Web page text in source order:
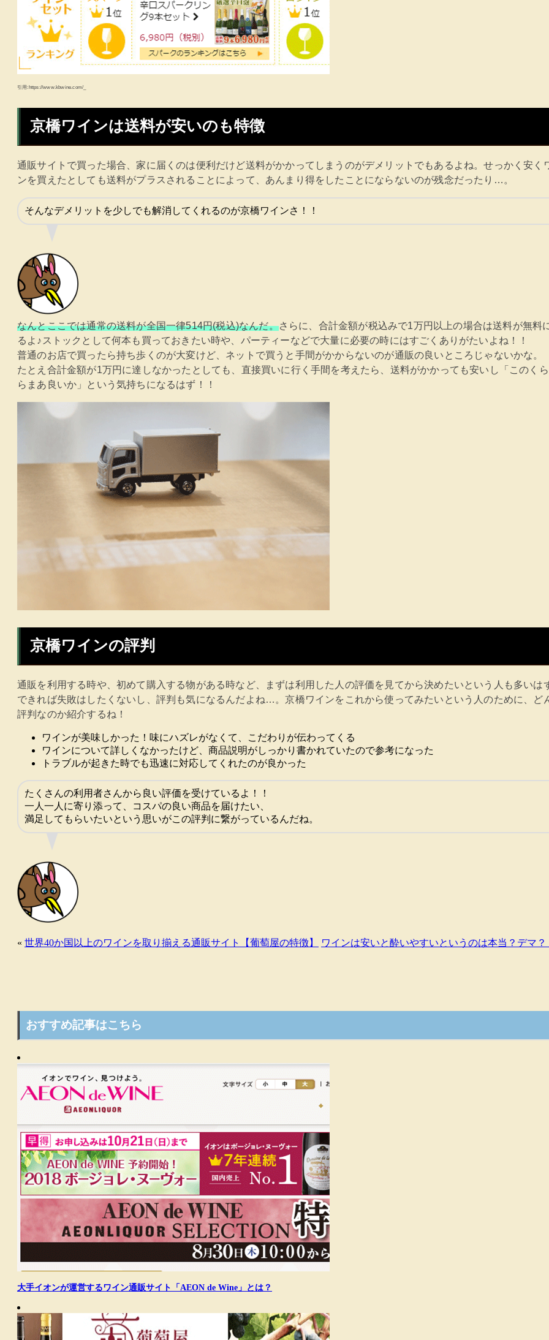
引用:https://www.kbwine.com/_
京橋ワインは送料が安いのも特徴
通販サイトで買った場合、家に届くのは便利だけど送料がかかってしまうのがデメリットでもあるよね。せっかく安く
ンを買えたとしても送料がプラスされることによって、あんまり得をしたことにならないのが残念だったり…。
そんなデメリットを少しでも解消してくれるのが京橋ワインさ！！
なんとここでは通常の送料が全国一律514円(税込)なんだ。さらに、合計金額が税込みで1万円以上の場合は送料が無料
るよ♪ストックとして何本も買っておきたい時や、パーティーなどで大量に必要の時にはすごくありがたいよね！！
普通のお店で買ったら持ち歩くのが大変けど、ネットで買うと手間がかからないのが通販の良いところじゃないかな。
たとえ合計金額が1万円に達しなかったとしても、直接買いに行く手間を考えたら、送料がかかっても安いし「このく
らまあ良いか」という気持ちになるはず！！
京橋ワインの評判
通販を利用する時や、初めて購入する物がある時など、まずは利用した人の評価を見てから決めたいという人も多いは
できれば失敗はしたくないし、評判も気になるんだよね…。京橋ワインをこれから使ってみたいという人のために、ど
評判なのか紹介するね！
ワインが美味しかった！味にハズレがなくて、こだわりが伝わってくる
ワインについて詳しくなかったけど、商品説明がしっかり書かれていたので参考になった
トラブルが起きた時でも迅速に対応してくれたのが良かった
たくさんの利用者さんから良い評価を受けているよ！！
一人一人に寄り添って、コスパの良い商品を届けたい、
満足してもらいたいという思いがこの評判に繋がっているんだね。
« 世界40か国以上のワインを取り揃える通販サイト【葡萄屋の特徴】 ワインは安いと酔いやすいというのは本当？デマ？
おすすめ記事はこちら
大手イオンが運営するワイン通販サイト「AEON de Wine」とは？